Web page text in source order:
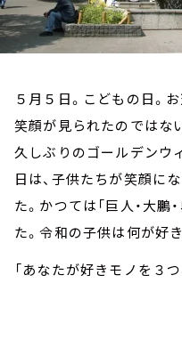
５月５日。こどもの日。
笑顔が見られたのではな
久しぶりのゴールデンウ
日は、子供たちが笑顔に
た。かつては「巨人・大鵬
た。令和の子供は何が好
「あなたが好きモノを３つ